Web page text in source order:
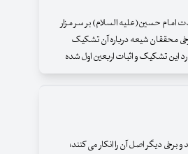
امام حسین(علیه السلام) بر سر مزار
محققان شیعه درباره آن تشکیک
این تشکیک و اثبات اربعین اول شده
و برخی دیگر اصل آن را انکار می کنند؛